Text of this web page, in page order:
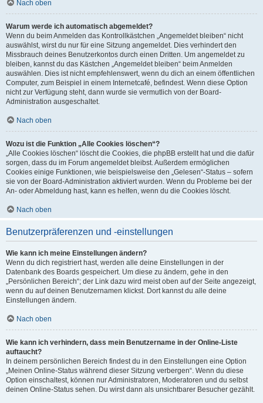
Nach oben
Warum werde ich automatisch abgemeldet?
Wenn du beim Anmelden das Kontrollkästchen „Angemeldet bleiben“ nicht
auswählst, wirst du nur für eine Sitzung angemeldet. Dies verhindert den
Missbrauch deines Benutzerkontos durch einen Dritten. Um angemeldet zu
bleiben, kannst du das Kästchen „Angemeldet bleiben“ beim Anmelden
auswählen. Dies ist nicht empfehlenswert, wenn du dich an einem öffentlichen
Computer, zum Beispiel in einem Internetcafé, befindest. Wenn diese Option
nicht zur Verfügung steht, dann wurde sie vermutlich von der Board-
Administration ausgeschaltet.
Nach oben
Wozu ist die Funktion „Alle Cookies löschen“?
„Alle Cookies löschen“ löscht die Cookies, die phpBB erstellt hat und die dafür
sorgen, dass du im Forum angemeldet bleibst. Außerdem ermöglichen
Cookies einige Funktionen, wie beispielsweise den „Gelesen“-Status – sofern
sie von der Board-Administration aktiviert wurden. Wenn du Probleme bei der
An- oder Abmeldung hast, kann es helfen, wenn du die Cookies löscht.
Nach oben
Benutzerpräferenzen und -einstellungen
Wie kann ich meine Einstellungen ändern?
Wenn du dich registriert hast, werden alle deine Einstellungen in der
Datenbank des Boards gespeichert. Um diese zu ändern, gehe in den
„Persönlichen Bereich“; der Link dazu wird meist oben auf der Seite angezeigt,
wenn du auf deinen Benutzernamen klickst. Dort kannst du alle deine
Einstellungen ändern.
Nach oben
Wie kann ich verhindern, dass mein Benutzername in der Online-Liste
auftaucht?
In deinem persönlichen Bereich findest du in den Einstellungen eine Option
„Meinen Online-Status während dieser Sitzung verbergen“. Wenn du diese
Option einschaltest, können nur Administratoren, Moderatoren und du selbst
deinen Online-Status sehen. Du wirst dann als unsichtbarer Besucher gezählt.